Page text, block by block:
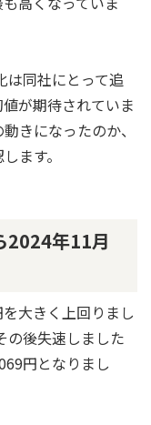
は同社にとって追
が期待されていま
きになったのか、
ます。
2024年11月
大きく上回りまし
の後失速しました
円となりまし